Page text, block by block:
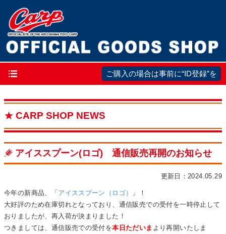
メ
イ
ン
ナ
ビ
ゲ
ー
ョ
ン
ご購入の場合は事前に“ID登録”を
CARP SHOP NEWS
アイススプーン(ロゴ) 通信販売再開のお知らせ
更新日：2024.05.29
今年の新商品、「 アイススプーン（ロゴ）
」！
大好評のため在庫切れとなっており、通信販売での受付を一時停止して
おりましたが、再入荷が決まりました！
つきましては、通信販売での受付を本日ただいま より再開いたしま